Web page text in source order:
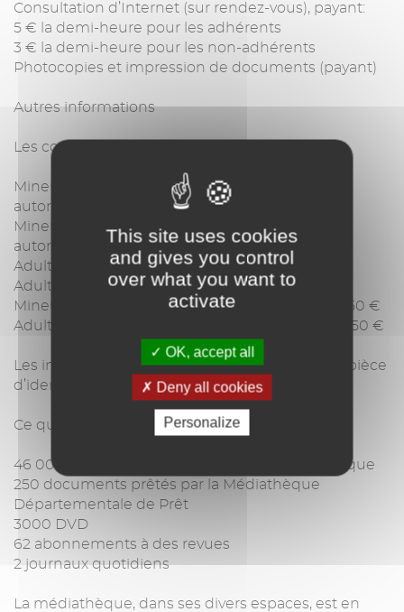
Consultation d’Internet (sur rendez-vous), payant:
5 € la demi-heure pour les adhérents
3 € la demi-heure pour les non-adhérents
Photocopies et impression de documents (payant)
Autres informations
Les conditions d’adhésion à la médiathèque
Mineurs cavalairois: gratuit, inscription sur
autorisation parentale
Mineurs hors Cavalaire: 5 €/an, inscription sur
autorisation parentale
Adultes cavalairois: 15 €/an
Adultes hors Cavalaire: 26 €/an
Mineurs vacanciers: 5 €/mois + une caution de 50 €
Adultes vacanciers: 10 €/mois + une caution de 50 €
Les inscriptions se font sur présentation d’une pièce
d’identité et d’un justificatif de domicile.
Ce que l’on peut trouver à la médiathèque
46 000 documents appartenant à la médiathèque
250 documents prêtés par la Médiathèque
Départementale de Prêt
3000 DVD
62 abonnements à des revues
2 journaux quotidiens
La médiathèque, dans ses divers espaces, est en
This site uses cookies
and gives you control
over what you want to
activate
OK, accept all
Deny all cookies
Personalize